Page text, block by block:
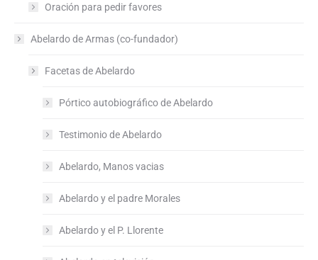
Oración para pedir favores
Abelardo de Armas (co-fundador)
Facetas de Abelardo
Pórtico autobiográfico de Abelardo
Testimonio de Abelardo
Abelardo, Manos vacias
Abelardo y el padre Morales
Abelardo y el P. Llorente